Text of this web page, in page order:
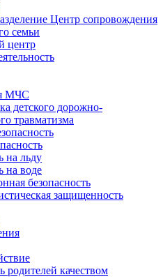
Центр сопровождения
семьи
центр
МЧС
детского дорожно-
травматизма
на льду
на воде
безопасность
защищенность
родителей качеством